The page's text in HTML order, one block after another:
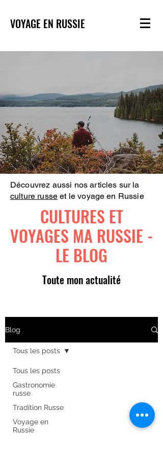
VOYAGE EN RUSSIE
Découvrez aussi nos articles sur la
culture russe et le voyage en Russie
CULTURES ET
VOYAGES MA RUSSIE -
LE BLOG
Toute mon actualité
Blog
Tous les posts
Gastronomie
russe
Tradition Russe
Voyage en
Russie
Tous les posts